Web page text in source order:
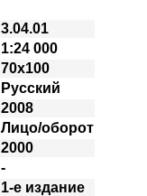
3.04.01
1:24 000
70х100
Русский
2008
Лицо/оборот
2000
-
1-е издание